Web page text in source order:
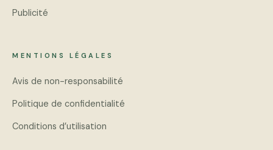
Publicité
MENTIONS LÉGALES
Avis de non-responsabilité
Politique de confidentialité
Conditions d’utilisation